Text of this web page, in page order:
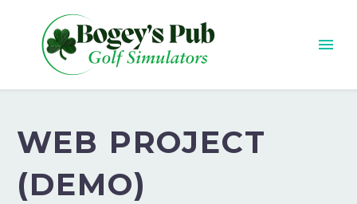
WEB PROJECT
(DEMO)